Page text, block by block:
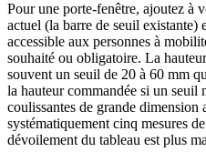
Pour une porte-fenêtre, ajoutez à
actuel (la barre de seuil existante)
accessible aux personnes à
souhaité ou obligatoire. La
souvent un seuil de 20 à 60 mm
la hauteur commandée si un seuil
coulissantes de grande dimension
systématiquement cinq mesures
dévoilement du tableau est plus